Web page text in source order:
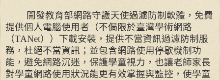
開發教育部網路守護天使過濾防制軟體，免費
提供個人電腦使用者（不侷限於臺灣學術網路
（TANet））下載安裝，提供不當資訊過濾防制服
務，杜絕不當資訊；並包含網路使用停歇機制功
能，避免網路沉迷，保護學童視力，也讓老師家長
對學童網路使用狀況能更有效掌握與監控，使學童